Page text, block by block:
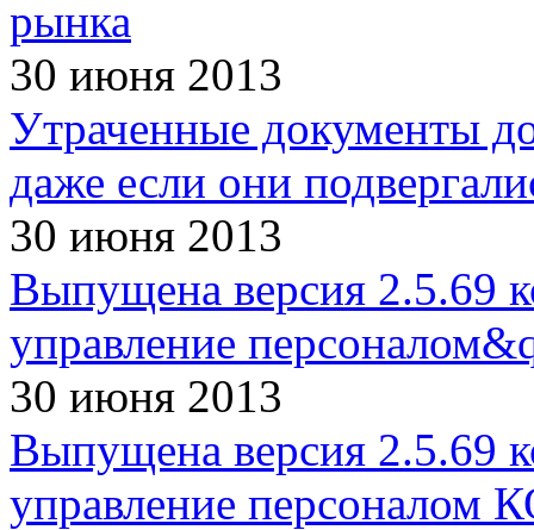
рынка
30 июня 2013
Утраченные документы
даже если они
30 июня 2013
Выпущена версия 2.5.69
управление
30 июня 2013
Выпущена версия 2.5.69
управление персоналом